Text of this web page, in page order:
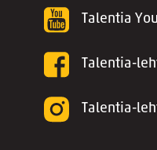
Talentia
Talentia-
Talentia-